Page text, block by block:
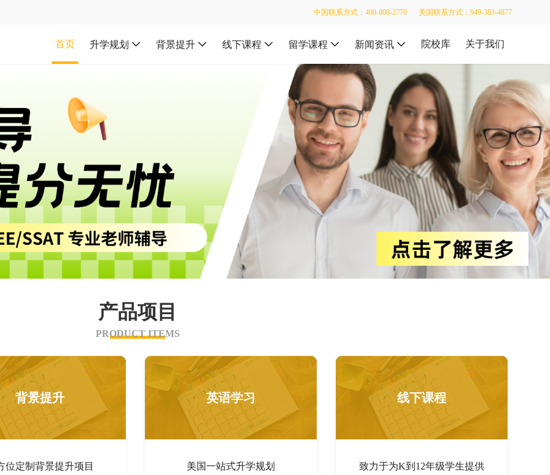
中国联系方式：400-808-2770 美国联系方式：949-383-4877
首页 升学规划 背景提升 线下课程 留学课程 新闻资讯 院校库 关于我们
产品项目
PRODUCT ITEMS
背景提升
位定制背景提升项目
英语学习
美国一站式升学规划
线下课程
致力于为K到12年级学生提供